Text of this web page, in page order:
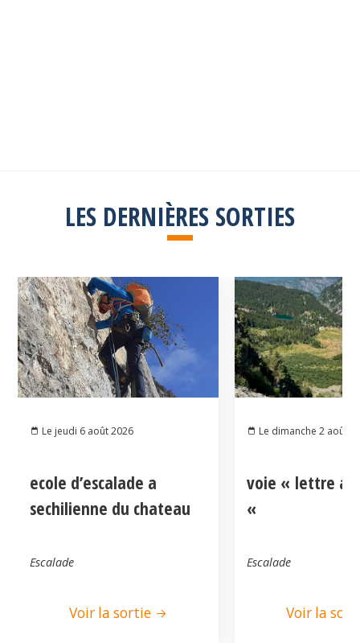
LES DERNIÈRES SORTIES
Le jeudi 6 août 2026
ecole d’escalade a
sechilienne du chateau
Escalade
Voir la sortie
Le dimanche 2 août
voie « lettre
«
Escalade
Voir la